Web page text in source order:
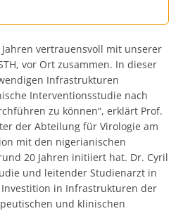
vertrauensvoll mit unserer
vor Ort zusammen. In dieser
Infrastrukturen
Interventionsstudie nach
zu können“, erklärt Prof.
der Abteilung für Virologie am
mit den nigerianischen
20 Jahren initiiert hat. Dr. Cyril
und leitender Studienarzt in
in Infrastrukturen der
und klinischen